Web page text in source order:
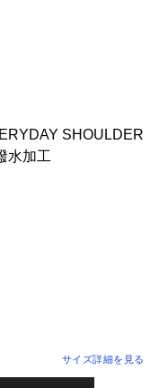
SHOULDER
水加工
サイズ詳細を見る